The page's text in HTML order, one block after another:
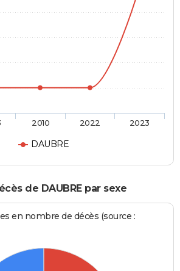
DAUBRE
2010 2022 2023
de DAUBRE par sexe
en nombre de décès (source :